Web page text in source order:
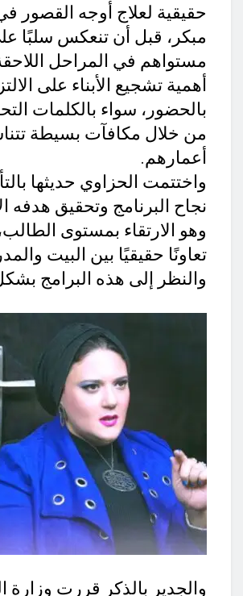
حقيقية لعلاج أوجه القصور
مبكر، قبل أن تنعكس سلبًا
مستواهم في المراحل
أهمية تشجيع الأبناء على
بالحضور، سواء بالكلمات
من خلال مكافآت بسيطة
أعمارهم.
واختتمت الحزاوي حديثها
نجاح البرنامج وتحقيق هدفه
وهو الارتقاء بمستوى
تعاونًا حقيقيًا بين البيت
والنظر إلى هذه البرامج
والجدير بالذكر قررت وزارة